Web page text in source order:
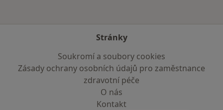
Stránky
Soukromí a soubory cookies
Zásady ochrany osobních údajů pro zaměstnance
zdravotní péče
O nás
Kontakt